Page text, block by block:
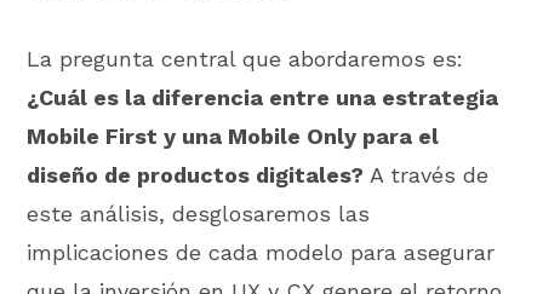
La pregunta central que abordaremos es:
¿Cuál es la diferencia entre una estrategia
Mobile First y una Mobile Only para el
diseño de productos digitales? A través de
este análisis, desglosaremos las
implicaciones de cada modelo para asegurar